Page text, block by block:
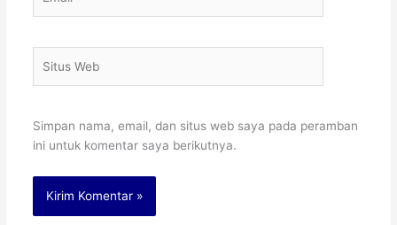
Web
Simpan nama, email, dan situs web saya pada peramban
ini untuk komentar saya berikutnya.